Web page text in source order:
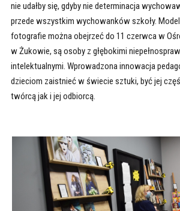
nie udałby się, gdyby nie determinacja
przede wszystkim wychowanków szkoły.
fotografie można obejrzeć do 11 czerwca w
w Żukowie, są osoby z głębokimi
intelektualnymi. Wprowadzona innowacja
dzieciom zaistnieć w świecie sztuki, być jej
twórcą jak i jej odbiorcą.